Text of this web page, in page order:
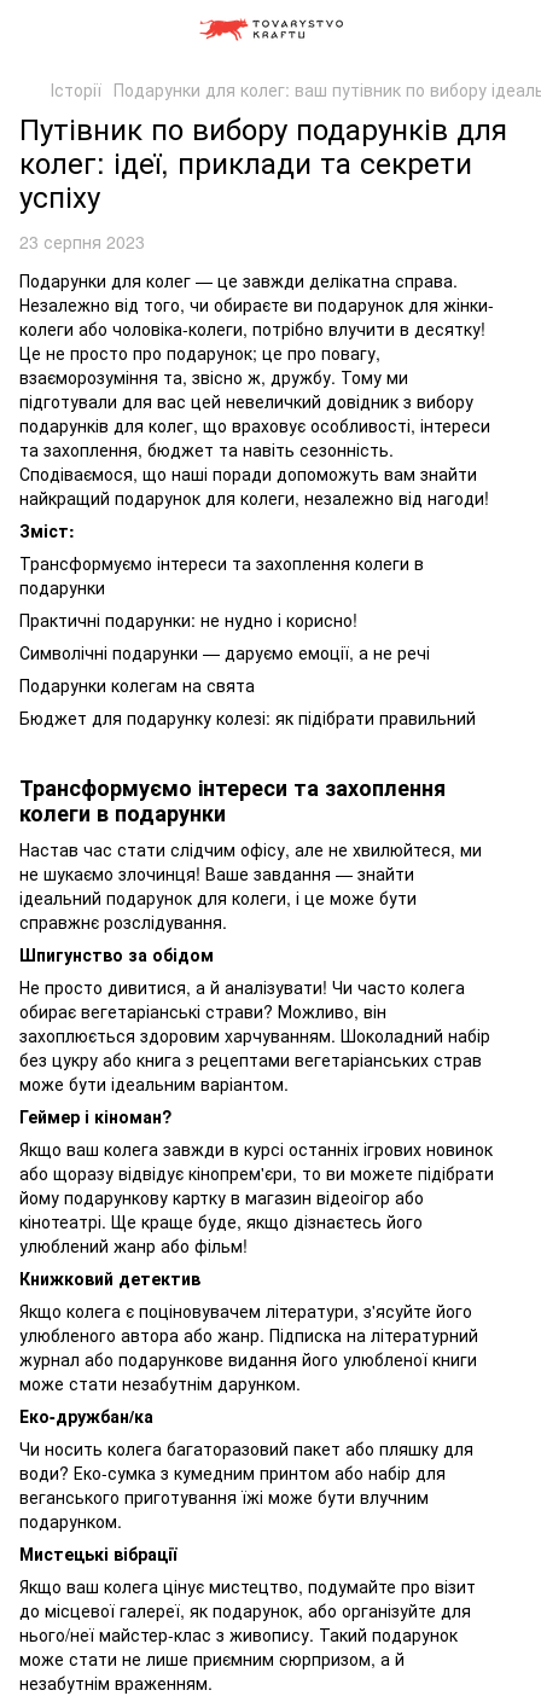
Історії Подарунки для колег: ваш путівник по вибору
Путівник по вибору подарунків для
колег: ідеї, приклади та секрети
успіху
23 серпня 2023
Подарунки для колег — це завжди делікатна справа.
Незалежно від того, чи обираєте ви подарунок для жінки-
колеги або чоловіка-колеги, потрібно влучити в десятку!
Це не просто про подарунок; це про повагу,
взаєморозуміння та, звісно ж, дружбу. Тому ми
підготували для вас цей невеличкий довідник з вибору
подарунків для колег, що враховує особливості, інтереси
та захоплення, бюджет та навіть сезонність.
Сподіваємося, що наші поради допоможуть вам знайти
найкращий подарунок для колеги, незалежно від нагоди!
Зміст:
Трансформуємо інтереси та захоплення колеги в
подарунки
Практичні подарунки: не нудно і корисно!
Символічні подарунки — даруємо емоції, а не речі
Подарунки колегам на свята
Бюджет для подарунку колезі: як підібрати правильний
Трансформуємо інтереси та захоплення
колеги в подарунки
Настав час стати слідчим офісу, але не хвилюйтеся, ми
не шукаємо злочинця! Ваше завдання — знайти
ідеальний подарунок для колеги, і це може бути
справжнє розслідування.
Шпигунство за обідом
Не просто дивитися, а й аналізувати! Чи часто колега
обирає вегетаріанські страви? Можливо, він
захоплюється здоровим харчуванням. Шоколадний набір
без цукру або книга з рецептами вегетаріанських страв
може бути ідеальним варіантом.
Геймер і кіноман?
Якщо ваш колега завжди в курсі останніх ігрових новинок
або щоразу відвідує кінопрем'єри, то ви можете підібрати
йому подарункову картку в магазин відеоігор або
кінотеатрі. Ще краще буде, якщо дізнаєтесь його
улюблений жанр або фільм!
Книжковий детектив
Якщо колега є поціновувачем літератури, з'ясуйте його
улюбленого автора або жанр. Підписка на літературний
журнал або подарункове видання його улюбленої книги
може стати незабутнім дарунком.
Еко-дружбан/ка
Чи носить колега багаторазовий пакет або пляшку для
води? Еко-сумка з кумедним принтом або набір для
веганського приготування їжі може бути влучним
подарунком.
Мистецькі вібрації
Якщо ваш колега цінує мистецтво, подумайте про візит
до місцевої галереї, як подарунок, або організуйте для
нього/неї майстер-клас з живопису. Такий подарунок
може стати не лише приємним сюрпризом, а й
незабутнім враженням.